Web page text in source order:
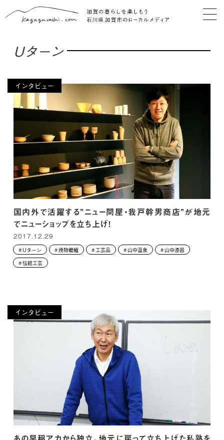
Uターン
国内外で活躍する”ニュー問屋・我戸幹男商店”が地元
でニューショップを立ち上げ！
2017.12.29
Uターン 挽物轆轤 工芸品 山中温泉
山中漆器
伝統工芸
インタビュー
インタビュー